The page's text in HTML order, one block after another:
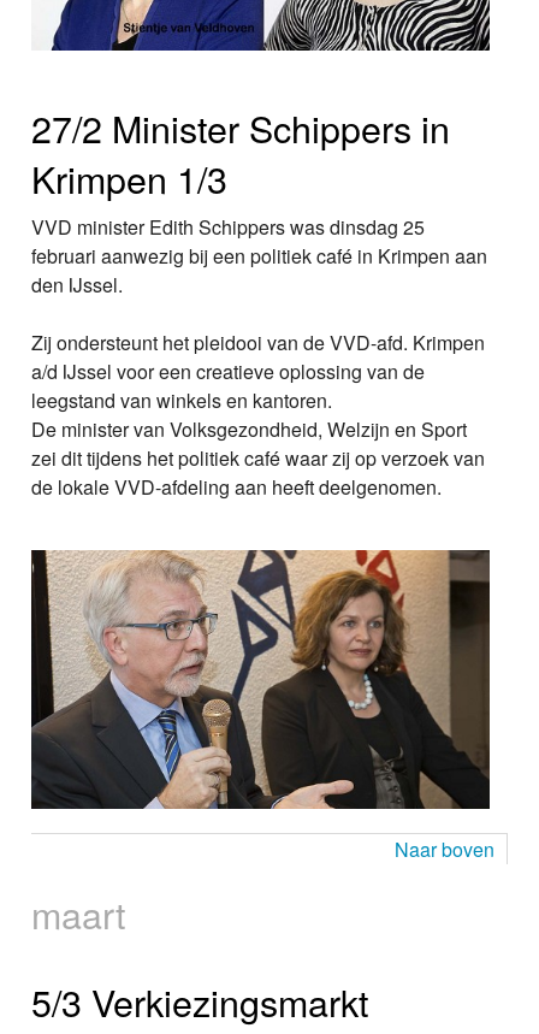
27/2 Minister Schippers in
Krimpen 1/3
VVD minister Edith Schippers was dinsdag 25
februari aanwezig bij een politiek café in Krimpen aan
den IJssel.
Zij ondersteunt het pleidooi van de VVD-afd. Krimpen
a/d IJssel voor een creatieve oplossing van de
leegstand van winkels en kantoren.
De minister van Volksgezondheid, Welzijn en Sport
zei dit tijdens het politiek café waar zij op verzoek van
de lokale VVD-afdeling aan heeft deelgenomen.
Naar boven
maart
5/3 Verkiezingsmarkt